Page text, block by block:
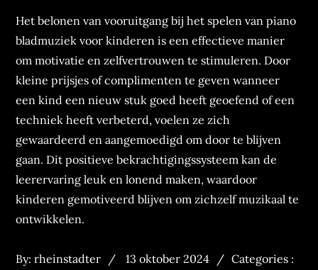
Het belonen van vooruitgang bij het spelen van piano
bladmuziek voor kinderen is een effectieve manier
om motivatie en zelfvertrouwen te stimuleren. Door
kleine prijsjes of complimenten te geven wanneer
een kind een nieuw stuk goed heeft geoefend of een
techniek heeft verbeterd, voelen ze zich
gewaardeerd en aangemoedigd om door te blijven
gaan. Dit positieve bekrachtigingssysteem kan de
leerervaring leuk en lonend maken, waardoor
kinderen gemotiveerd blijven om zichzelf muzikaal te
ontwikkelen.
By:rheinstadter
Posted
13 oktober 2024
Categories
Categories :